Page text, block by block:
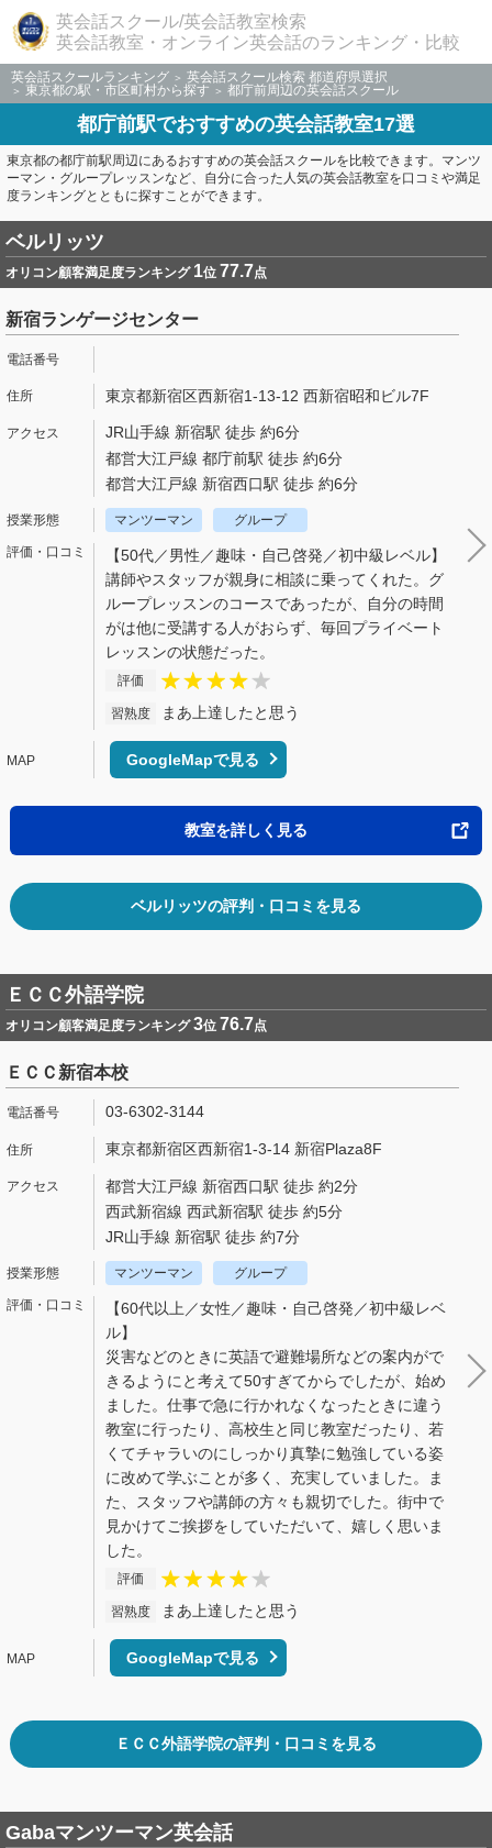
英会話スクール/英会話教室検索
英会話教室・オンライン英会話のランキング・比較
英会話スクールランキング
英会話スクール検索 都道府県選択
東京都の駅・市区町村から探す
都庁前周辺の英会話スクール
都庁前駅でおすすめの英会話教室17選
東京都の都庁前駅周辺にあるおすすめの英会話スクールを比較できます。マンツ
ーマン・グループレッスンなど、自分に合った人気の英会話教室を口コミや満足
度ランキングとともに探すことができます。
ベルリッツ
オリコン顧客満足度ランキング 1位 77.7点
新宿ランゲージセンター
東京都新宿区西新宿1-13-12 西新宿昭和ビル7F
JR山手線 新宿駅 徒歩 約6分
都営大江戸線 都庁前駅 徒歩 約6分
都営大江戸線 新宿西口駅 徒歩 約6分
マンツーマン グループ
【50代／男性／趣味・自己啓発／初中級レベル】
講師やスタッフが親身に相談に乗ってくれた。グ
ループレッスンのコースであったが、自分の時間
がは他に受講する人がおらず、毎回プライベート
レッスンの状態だった。
評価
習熟度 まあ上達したと思う
GoogleMapで見る
教室を詳しく見る
ベルリッツの評判・口コミを見る
ＥＣＣ外語学院
オリコン顧客満足度ランキング3位 76.7点
ＥＣＣ新宿本校
03-6302-3144
東京都新宿区西新宿1-3-14 新宿Plaza8F
都営大江戸線 新宿西口駅 徒歩 約2分
西武新宿線 西武新宿駅 徒歩 約5分
JR山手線 新宿駅 徒歩 約7分
マンツーマン グループ
【60代以上／女性／趣味・自己啓発／初中級レベ
ル】
災害などのときに英語で避難場所などの案内がで
きるようにと考えて50すぎてからでしたが、始め
ました。仕事で急に行かれなくなったときに違う
教室に行ったり、高校生と同じ教室だったり、若
くてチャラいのにしっかり真摯に勉強している姿
に改めて学ぶことが多く、充実していました。ま
た、スタッフや講師の方々も親切でした。街中で
見かけてご挨拶をしていただいて、嬉しく思いま
した。
評価
習熟度 まあ上達したと思う
GoogleMapで見る
ＥＣＣ外語学院の評判・口コミを見る
Gabaマンツーマン英会話